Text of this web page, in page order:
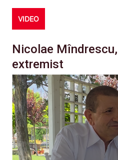
VIDEO
Nicolae
extremist